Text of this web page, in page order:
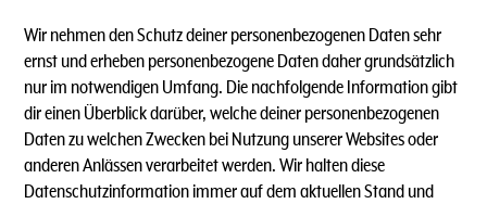
Wir nehmen den Schutz deiner personenbezogenen Daten sehr
ernst und erheben personenbezogene Daten daher grundsätzlich
nur im notwendigen Umfang. Die nachfolgende Information gibt
dir einen Überblick darüber, welche deiner personenbezogenen
Daten zu welchen Zwecken bei Nutzung unserer Websites oder
anderen Anlässen verarbeitet werden. Wir halten diese
Datenschutzinformation immer auf dem aktuellen Stand und